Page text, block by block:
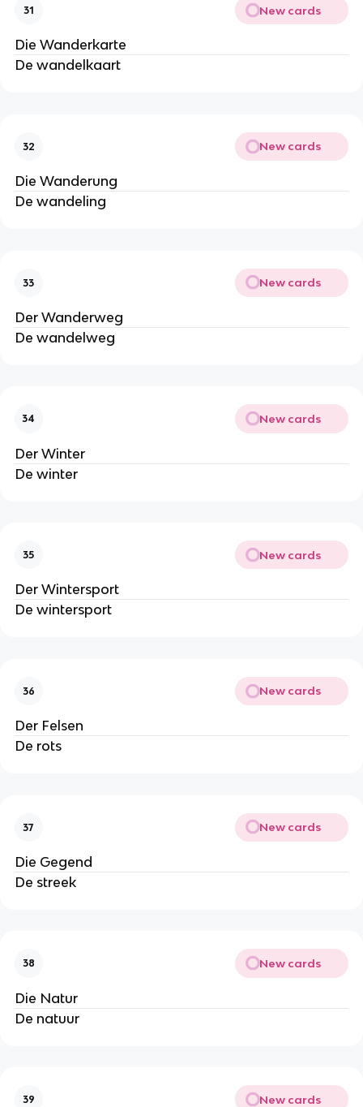
31 New cards
Die Wanderkarte
De wandelkaart
32 New cards
Die Wanderung
De wandeling
33 New cards
Der Wanderweg
De wandelweg
34 New cards
Der Winter
De winter
35 New cards
Der Wintersport
De wintersport
36 New cards
Der Felsen
De rots
37 New cards
Die Gegend
De streek
38 New cards
Die Natur
De natuur
39 New cards